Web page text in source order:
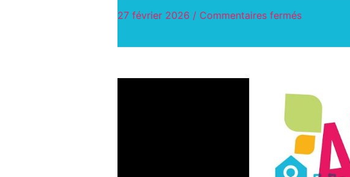
27 février 2026 / Commentaires fermés